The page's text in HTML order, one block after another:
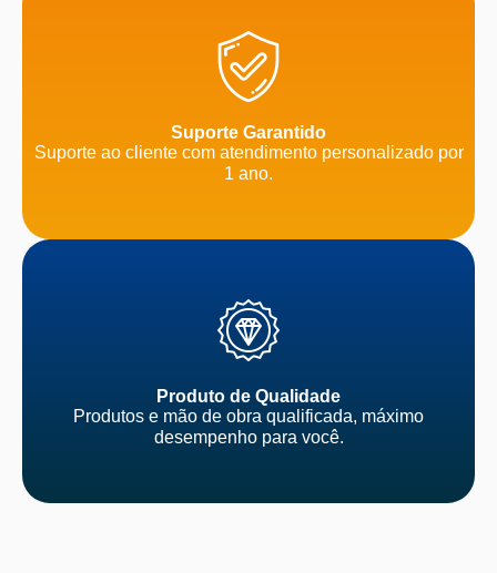
Suporte Garantido
Suporte ao cliente com atendimento personalizado por
1 ano.
Produto de Qualidade
Produtos e mão de obra qualificada, máximo
desempenho para você.